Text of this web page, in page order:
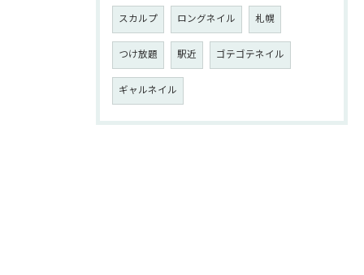
スカルプ ロングネイル 札幌
つけ放題 駅近 ゴテゴテネイル
ギャルネイル